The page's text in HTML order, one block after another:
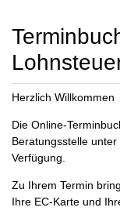
Herzlich Willkommen
Die Online-
Beratungsstelle
Verfügung.
Zu Ihrem Termin
Ihre EC-Karte und